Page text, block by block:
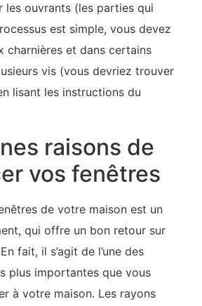
les ouvrants (les parties qui
est simple, vous devez
charnières et dans certains
vis (vous devriez trouver
lisant les instructions du
raisons de
vos fenêtres
de votre maison est un
qui offre un bon retour sur
fait, il s’agit de l’une des
plus importantes que vous
à votre maison. Les rayons